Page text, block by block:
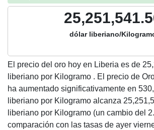
dólar liberiano/
El precio del oro hoy en Liberia es de
liberiano por Kilogramo . El precio de
ha aumentado significativamente en
liberiano por Kilogramo alcanza
liberiano por Kilogramo (un cambio del
comparación con las tasas de ayer